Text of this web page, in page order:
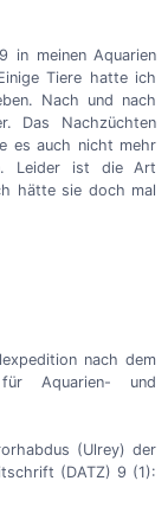
in meinen Aquarien
Tiere hatte ich
Nach und nach
Das Nachzüchten
es auch nicht mehr
Leider ist die Art
hätte sie doch mal
nach dem
für Aquarien- und
(Ulrey) der
(DATZ) 9 (1):